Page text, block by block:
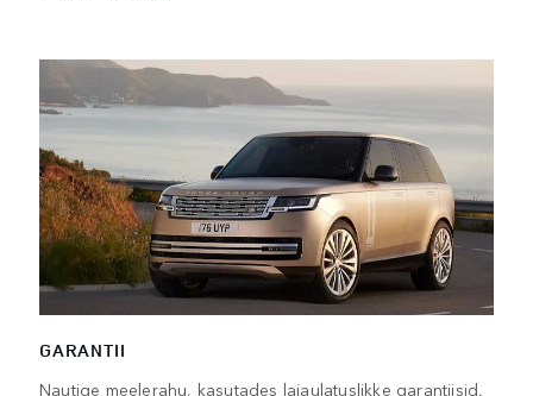
GARANTII
Nautige meelerahu, kasutades laiaulatuslikke garantiisid,